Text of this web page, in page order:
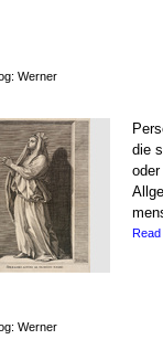
Werner
die
Werner